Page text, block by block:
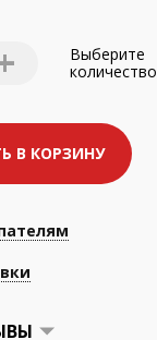
Выберите
количество
В КОРЗИНУ